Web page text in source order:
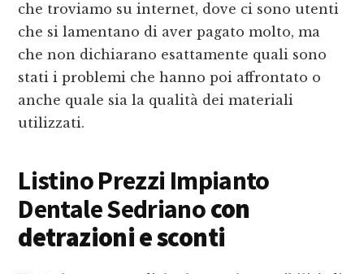
che troviamo su internet, dove ci sono utenti
che si lamentano di aver pagato molto, ma
che non dichiarano esattamente quali sono
stati i problemi che hanno poi affrontato o
anche quale sia la qualità dei materiali
utilizzati.
Listino Prezzi Impianto
Dentale Sedrianocon
detrazioni e sconti